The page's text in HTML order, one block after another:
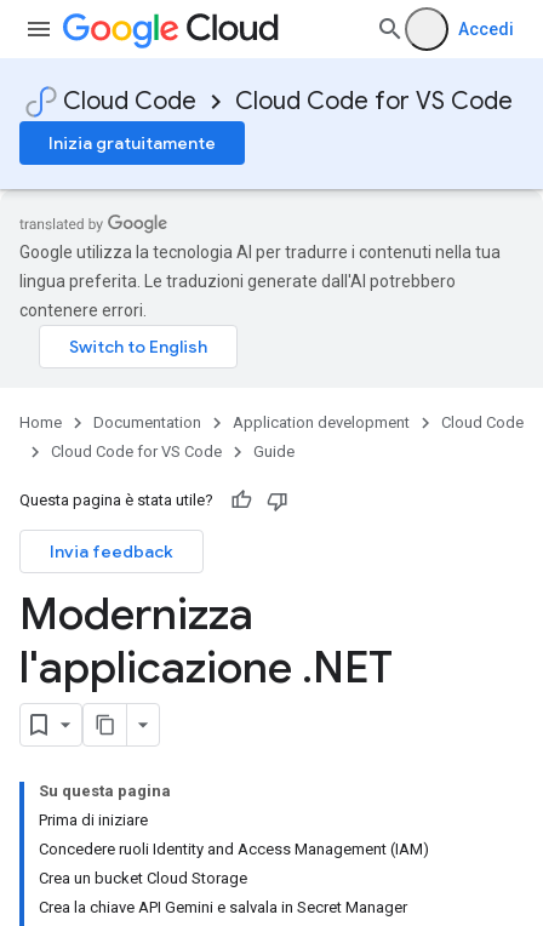
Accedi
Cloud Code Cloud Code for VS Code
Inizia gratuitamente
Google utilizza la tecnologia AI per tradurre i contenuti nella tua
lingua preferita. Le traduzioni generate dall'AI potrebbero
contenere errori.
Home Documentation Application development
Cloud Code
Cloud Code for VS Code
Guide
Questa pagina è stata utile?
Invia feedback
Modernizza
l'applicazione .NET
Su questa pagina
Prima di iniziare
Concedere ruoli Identity and Access Management (IAM)
Crea un bucket Cloud Storage
Crea la chiave API Gemini e salvala in Secret Manager